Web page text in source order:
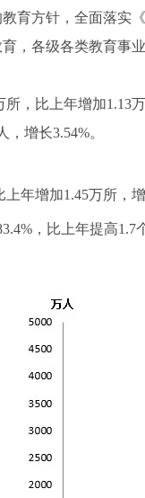
育方针，全面落实
育，各级各类教育
比上年增加1.13万
，增长3.54%。
增加1.45万所，
，比上年提高1.7